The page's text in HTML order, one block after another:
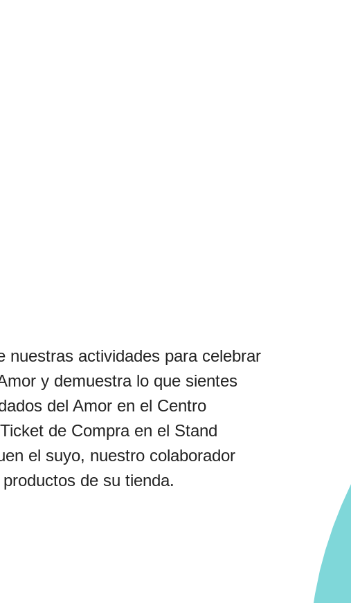
nuestras actividades para celebrar
y demuestra lo que sientes
del Amor en el Centro
de Compra en el Stand
el suyo, nuestro colaborador
de su tienda.